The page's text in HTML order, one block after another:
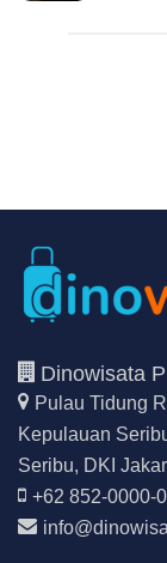
Dinowisata
Pulau Tidung
Kepulauan
Seribu, DKI
+62 852-0000-